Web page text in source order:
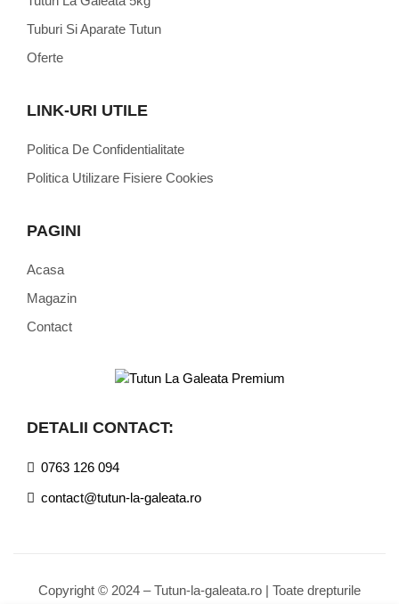
Tuburi Si Aparate Tutun
Oferte
LINK-URI UTILE
Politica De Confidentialitate
Politica Utilizare Fisiere Cookies
PAGINI
Acasa
Magazin
Contact
DETALII CONTACT:
0763 126 094
contact@tutun-la-galeata.ro
Copyright © 2024 – Tutun-la-galeata.ro | Toate drepturile